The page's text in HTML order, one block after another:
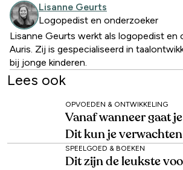
Lisanne Geurts
Logopedist en onderzoeker
Lisanne Geurts werkt als logopedist en
Auris. Zij is gespecialiseerd in
bij jonge kinderen.
Lees ook
OPVOEDEN & ONTWIKKELING
Vanaf wanneer gaat
Dit kun je
SPEELGOED & BOEKEN
Dit zijn de leukste